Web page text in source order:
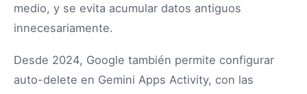
medio, y se evita acumular datos antiguos
innecesariamente.
Desde 2024, Google también permite configurar
auto-delete en Gemini Apps Activity, con las